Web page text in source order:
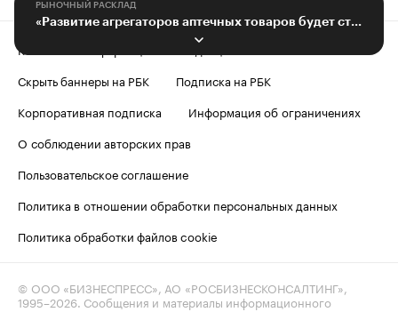
РЫНОЧНЫЙ РАСКЛАД
«Развитие агрегаторов аптечных товаров будет стимулировать фармрынок»
Контактная информация
Скрыть баннеры на РБК
Подписка на РБК
Корпоративная подписка
Информация об ограничениях
О соблюдении авторских прав
Пользовательское соглашение
Политика в отношении обработки персональных данных
Политика обработки файлов cookie
© ООО «БИЗНЕСПРЕСС», АО «РОСБИЗНЕСКОНСАЛТИНГ»,
1995–2026. Сообщения и материалы информационного